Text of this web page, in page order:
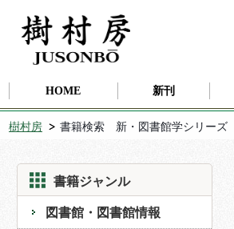
HOME 新刊
樹村房 書籍検索 新・図書館学シリーズ
書籍ジャンル
図書館・図書館情報